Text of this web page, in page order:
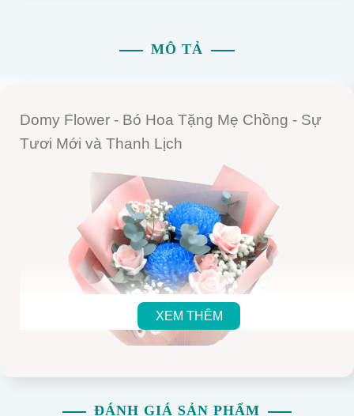
MÔ TẢ
Domy Flower - Bó Hoa Tặng Mẹ Chồng - Sự
Tươi Mới và Thanh Lịch
XEM THÊM
ĐÁNH GIÁ SẢN PHẨM